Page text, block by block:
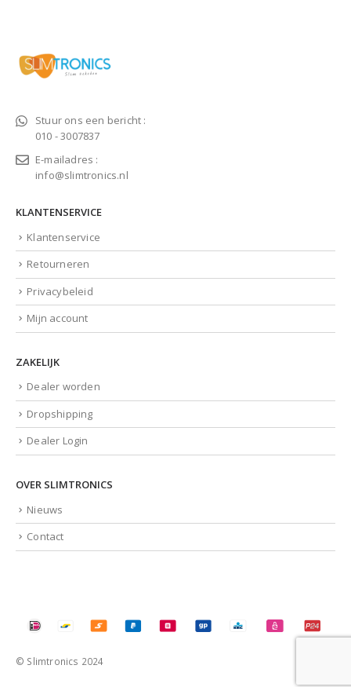
Stuur ons een bericht :
010 - 3007837
E-mailadres :
info@slimtronics.nl
KLANTENSERVICE
Klantenservice
Retourneren
Privacybeleid
Mijn account
ZAKELIJK
Dealer worden
Dropshipping
Dealer Login
OVER SLIMTRONICS
Nieuws
Contact
© Slimtronics 2024